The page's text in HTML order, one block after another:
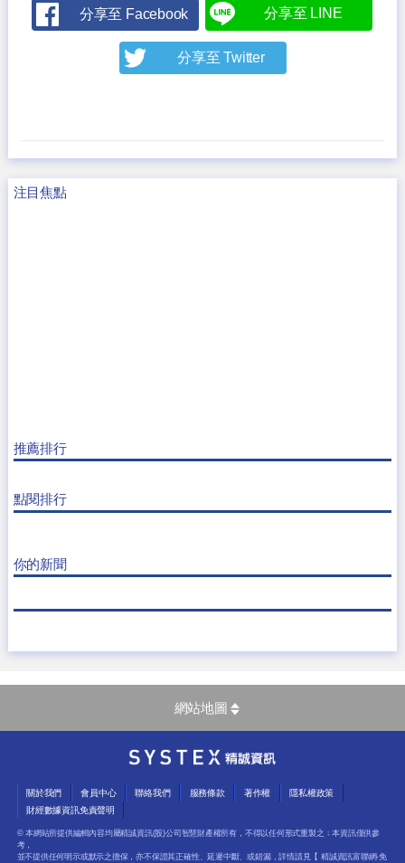
分享至 Facebook 分享至 LINE
分享至 Twitter
注目焦點
推薦排行
點閱排行
你的新聞
網站地圖
關於我們 會員中心 聯絡我們 服務條款 著作權
隱私權政策
財經數據資訊免責聲明
© 本網站所提供編輯內容均屬精誠資訊(股)公司智慧財產權所有，不得以任何形式重製之﹔本資訊僅供參
考，
並不提供任何明示或默示之擔保，亦不保證其正確性、延遲中斷、或錯漏，詳情請見【 精誠資訊富聯網-免